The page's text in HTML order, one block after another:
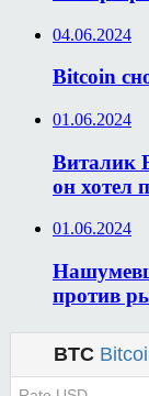
04.06.2024
Bitcoin
01.06.2024
Виталик
он хотел
01.06.2024
против